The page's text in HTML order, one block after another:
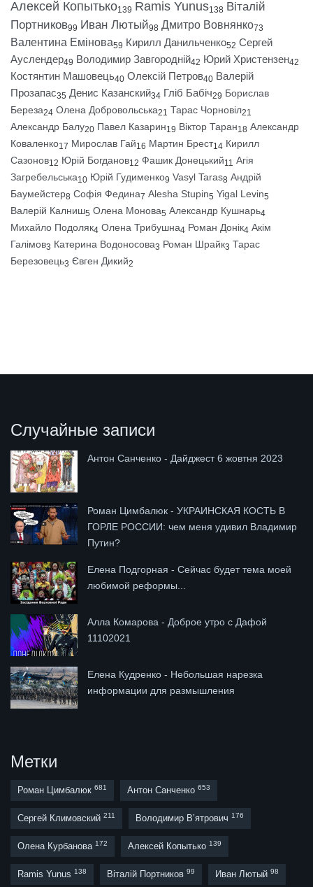
Алексей Копытько139 Ramis Yunus138 Віталій
Портников99 Иван Лютый98 Дмитро Вовнянко73
Валентина Емінова59 Кирилл Данильченко52 Сергей
Ауслендер49 Володимир Завгородній42 Юрий Христензен42
Костянтин Машовець40 Олексій Петров40 Валерій
Прозапас35 Денис Казанский34 Гліб Бабіч29 Борислав
Береза24 Олена Добровольська21 Тарас Чорновіл21
Александр Балу20 Павел Казарин19 Віктор Таран18 Александр
Коваленко17 Мирослав Гай16 Мартин Брест14 Кирилл
Сазонов12 Юрій Богданов12 Фашик Донецький11 Агія
Загребельська10 Юрій Гудименко9 Vasyl Taras8 Андрій
Баумейстер8 Софія Федина7 Alesha Stupin5 Yigal Levin5
Валерій Калниш5 Олена Монова5 Александр Кушнарь4
Михайло Подоляк4 Олена Трибушна4 Роман Донік4 Акім
Галімов3 Катерина Водоносова3 Роман Шрайк3 Тарас
Березовець3 Євген Дикий2
Случайные записи
Антон Санченко - Дайджест 6 жовтня 2023
Роман Цимбалюк - УКРАИНСКАЯ КОСТЬ В
ГОРЛЕ РОССИИ: чем меня удивил Владимир
Путин?
Елена Подгорная - Сейчас будет тема моей
любимой реформы...
Алла Комарова - Доброе утро с Дафой
11102021
Елена Кудренко - Небольшая нарезка
информации для размышления
Метки
Роман Цимбалюк 681 Антон Санченко 653
Сергей Климовский 211 Володимир В’ятрович 176
Олена Курбанова 172 Алексей Копытько 139
Ramis Yunus 138 Віталій Портников 99 Иван Лютый 98